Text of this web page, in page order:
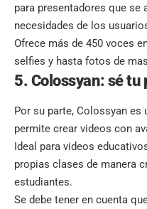
para presentadores que se
necesidades de los
Ofrece más de 450 voces
selfies y hasta fotos de
5. Colossyan: sé tu
Por su parte, Colossyan
permite crear videos con
Ideal para videos
propias clases de manera
estudiantes.
Se debe tener en cuenta